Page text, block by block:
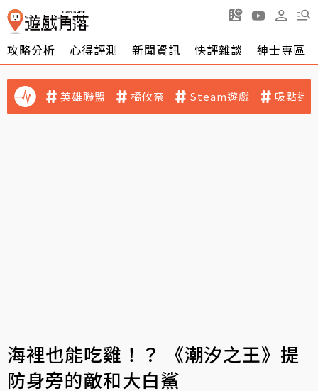
攻略分析 心得評測 新聞資訊 快評雜談 紳士專區
英雄聯盟 橘攸奈 Steam遊戲 吸點迷
海裡也能吃雞！？ 《潮汐之王》提
防身旁的敵和大白鯊